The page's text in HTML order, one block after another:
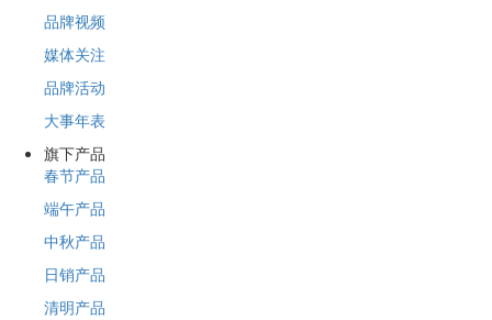
品牌视频
媒体关注
品牌活动
大事年表
旗下产品
春节产品
端午产品
中秋产品
日销产品
清明产品